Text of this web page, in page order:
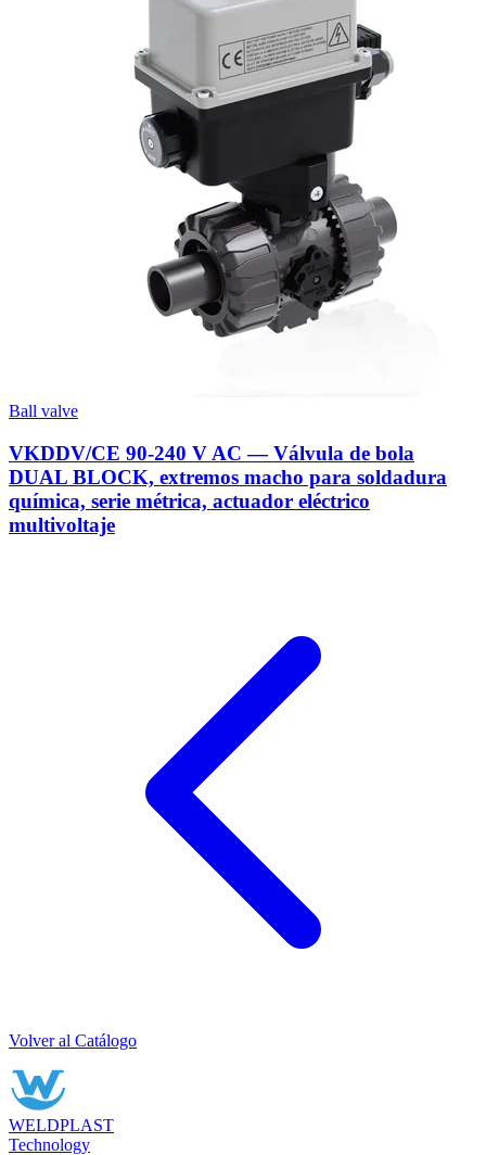
Ball valve
VKDDV/CE 90-240 V AC — Válvula de bola
DUAL BLOCK, extremos macho para soldadura
química, serie métrica, actuador eléctrico
multivoltaje
Volver al Catálogo
WELDPLAST
Technology